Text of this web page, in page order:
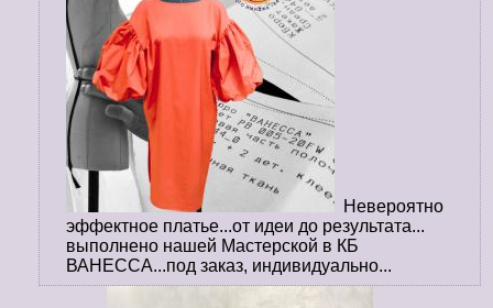
Невероятно
эффектное платье...от идеи до результата...
выполнено нашей Мастерской в КБ
ВАНЕССА...под заказ, индивидуально...